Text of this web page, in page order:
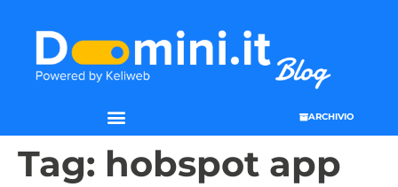
ARCHIVIO
Tag: hobspot app